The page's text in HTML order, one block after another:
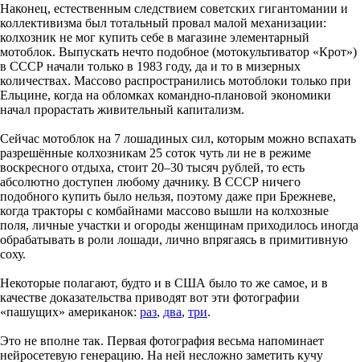
Наконец, естественным следствием советских гигантомании и
коллективизма был тотальный провал малой механизации:
колхозник не мог купить себе в магазине элементарный
мотоблок. Выпускать нечто подобное (мотокультиватор «Крот»)
в СССР начали только в 1983 году, да и то в мизерных
количествах. Массово распространились мотоблоки только при
Ельцине, когда на обломках командно-плановой экономики
начал прорастать живительный капитализм.
Сейчас мотоблок на 7 лошадиных сил, которым можно вспахать
разрешённые колхозникам 25 соток чуть ли не в режиме
воскресного отдыха, стоит 20–30 тысяч рублей, то есть
абсолютно доступен любому дачнику. В СССР ничего
подобного купить было нельзя, поэтому даже при Брежневе,
когда тракторы с комбайнами массово вышли на колхозные
поля, личные участки и огороды женщинам приходилось иногда
обрабатывать в роли лошади, лично впрягаясь в примитивную
соху.
Некоторые полагают, будто и в США было то же самое, и в
качестве доказательства приводят вот эти фотографии
«пашущих» американок: раз, два, три.
Это не вполне так. Первая фотография весьма напоминает
нейросетевую генерацию. На ней несложно заметить кучу